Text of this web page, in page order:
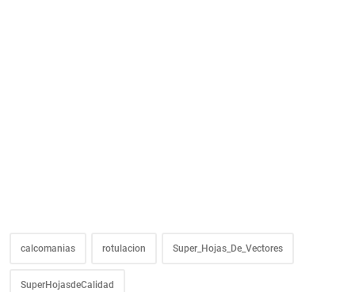
calcomanias rotulacion Super_Hojas_De_Vectores
SuperHojasdeCalidad